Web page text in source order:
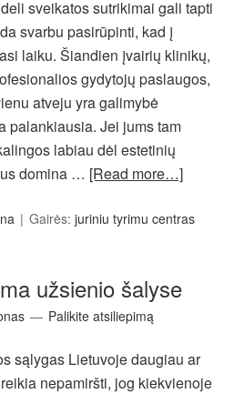
sveikatos sutrikimai gali tapti
svarbu pasirūpinti, kad į
laiku. Šiandien įvairių klinikų,
gydytojų paslaugos,
atveju yra galimybė
palankiausia. Jei jums tam
labiau dėl estetinių
domina … [Read more…]
Gairės:juriniu tyrimu centras
užsienio šalyse
Palikite atsiliepimą
sąlygas Lietuvoje daugiau ar
nepamiršti, jog kiekvienoje